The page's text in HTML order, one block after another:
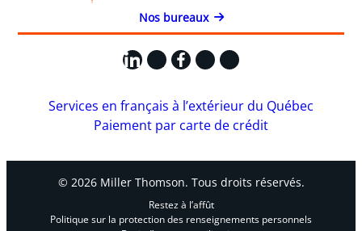
Nos bureaux
LinkedIn
X Facebook
Instagram
YouTube
Services en français à l’extérieur du Québec
Paiement par carte de crédit
© 2026 Miller Thomson. Tous droits réservés.
Restez à l’affût
Politique sur la protection des renseignements personnels